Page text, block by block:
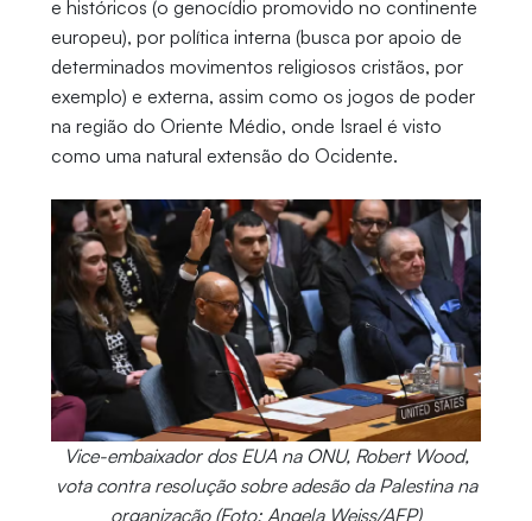
e históricos (o genocídio promovido no continente
europeu), por política interna (busca por apoio de
determinados movimentos religiosos cristãos, por
exemplo) e externa, assim como os jogos de poder
na região do Oriente Médio, onde Israel é visto
como uma natural extensão do Ocidente.
Vice-embaixador dos EUA na ONU, Robert Wood,
vota contra resolução sobre adesão da Palestina na
organização (Foto: Angela Weiss/AFP)